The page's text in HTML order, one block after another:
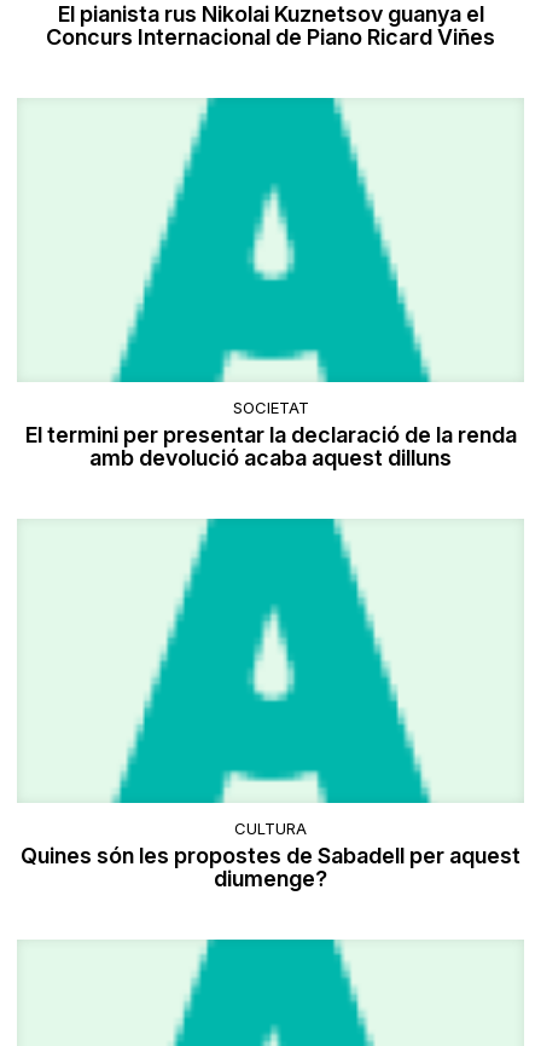
El pianista rus Nikolai Kuznetsov guanya el
Concurs Internacional de Piano Ricard Viñes
SOCIETAT
El termini per presentar la declaració de la renda
amb devolució acaba aquest dilluns
CULTURA
Quines són les propostes de Sabadell per aquest
diumenge?